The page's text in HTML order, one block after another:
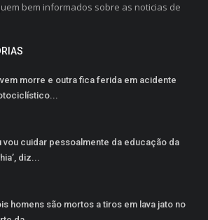
bem informados sobre as noticias de
morre e outra fica ferida em acidente
vou cuidar pessoalmente da educação da
diz...
homens são mortos a tiros em lava jato no